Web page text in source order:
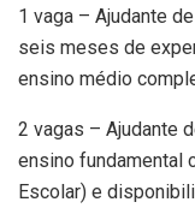
1 vaga – Ajudante
seis meses de
ensino médio
2 vagas – Ajudante
ensino fundamental
Escolar) e